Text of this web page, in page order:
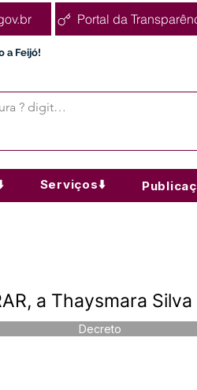
Portal da
a Feijó!
Serviços⬇️
a Thaysmara Silva
Decreto